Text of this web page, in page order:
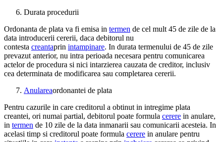
Durata procedurii
Ordonanta de plata va fi emisa in termen de cel mult 45 de zile de la
data introducerii cererii, daca debitorul nu
contesta creantaprin intampinare. In durata termenului de 45 de zile
prevazut anterior, nu intra perioada necesara pentru comunicarea
actelor de procedura si nici intarzierea cauzata de creditor, inclusiv
cea determinata de modificarea sau completarea cererii.
Anulareaordonantei de plata
Pentru cazurile in care creditorul a obtinut in intregime plata
creantei, ori numai partial, debitorul poate formula cerere in anulare,
in termen de 10 zile de la data inmanarii sau comunicarii acesteia. In
acelasi timp si creditorul poate formula cerere in anulare pentru